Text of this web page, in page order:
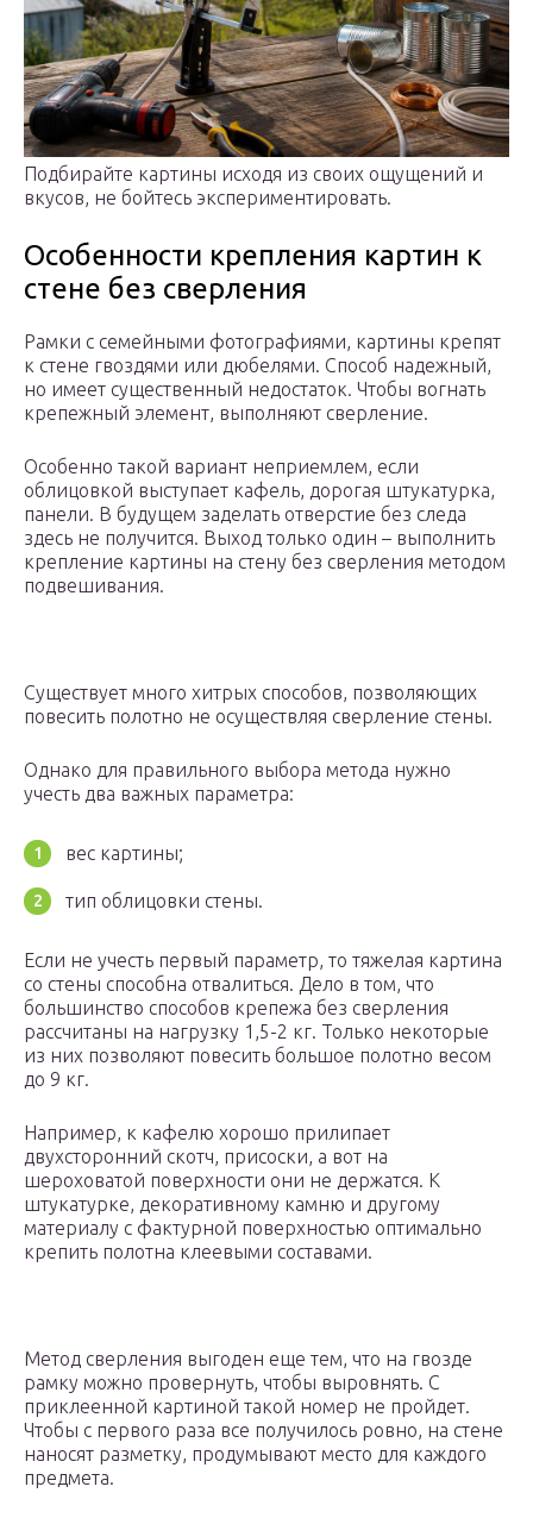
Подбирайте картины исходя из своих ощущений и
вкусов, не бойтесь экспериментировать.
Особенности крепления картин к
стене без сверления
Рамки с семейными фотографиями, картины крепят
к стене гвоздями или дюбелями. Способ надежный,
но имеет существенный недостаток. Чтобы вогнать
крепежный элемент, выполняют сверление.
Особенно такой вариант неприемлем, если
облицовкой выступает кафель, дорогая штукатурка,
панели. В будущем заделать отверстие без следа
здесь не получится. Выход только один – выполнить
крепление картины на стену без сверления методом
подвешивания.
Существует много хитрых способов, позволяющих
повесить полотно не осуществляя сверление стены.
Однако для правильного выбора метода нужно
учесть два важных параметра:
вес картины;
тип облицовки стены.
Если не учесть первый параметр, то тяжелая картина
со стены способна отвалиться. Дело в том, что
большинство способов крепежа без сверления
рассчитаны на нагрузку 1,5-2 кг. Только некоторые
из них позволяют повесить большое полотно весом
до 9 кг.
Например, к кафелю хорошо прилипает
двухсторонний скотч, присоски, а вот на
шероховатой поверхности они не держатся. К
штукатурке, декоративному камню и другому
материалу с фактурной поверхностью оптимально
крепить полотна клеевыми составами.
Метод сверления выгоден еще тем, что на гвозде
рамку можно провернуть, чтобы выровнять. С
приклеенной картиной такой номер не пройдет.
Чтобы с первого раза все получилось ровно, на стене
наносят разметку, продумывают место для каждого
предмета.